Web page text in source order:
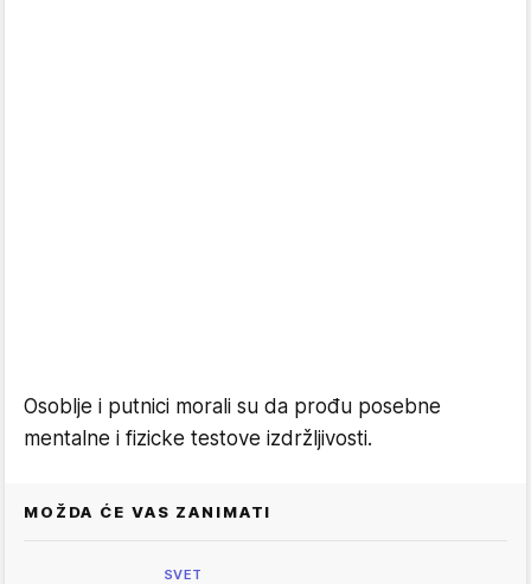
Osoblje i putnici morali su da prođu posebne
mentalne i fizicke testove izdržljivosti.
MOŽDA ĆE VAS ZANIMATI
SVET